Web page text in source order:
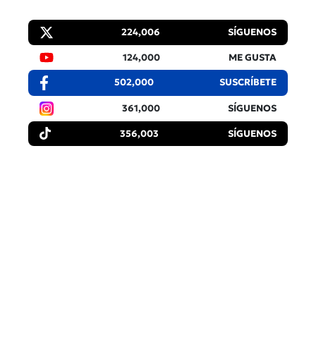
224,006 SÍGUENOS
124,000 ME GUSTA
502,000 SUSCRÍBETE
361,000 SÍGUENOS
356,003 SÍGUENOS